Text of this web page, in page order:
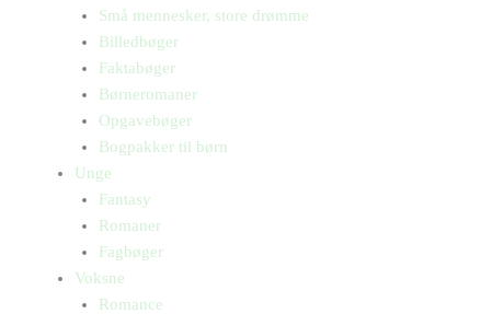
Små mennesker, store drømme
Billedbøger
Faktabøger
Børneromaner
Opgavebøger
Bogpakker til børn
Unge
Fantasy
Romaner
Fagbøger
Voksne
Romance